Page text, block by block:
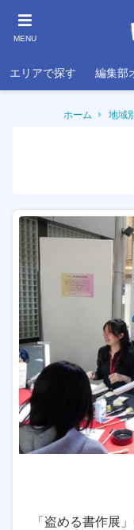
MENU
エリアで探す 編集部
ホーム 地域別
「盗める書作展